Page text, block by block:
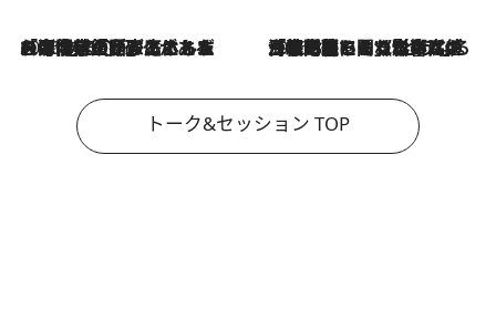
2026.8.3
「今後値上げがあるとすれば…」「リスクがあるのは今年の冬」エネルギー専門家が語る、ホルムズ海峡封鎖が家庭にもたらす“ある心配” 2026.8.3
「住宅建てられない…」「サーチャージ料の高値が続いている」ホルムズ海峡封鎖による影響はいつまで続く？《エネルギー専門家に聞く“どうなる日本の暮らし”》
トーク&セッション TOP